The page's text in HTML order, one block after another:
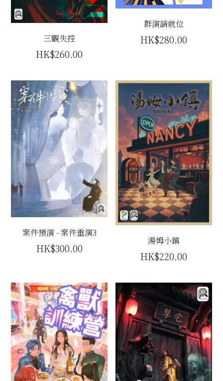
三觀失控
HK$260.00
群演請就位
HK$280.00
案件預演 - 案件重演3
HK$300.00
湯姆小鎮
HK$220.00